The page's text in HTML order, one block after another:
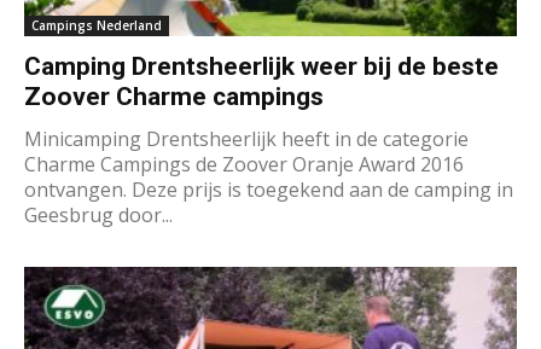
Campings Nederland
Camping Drentsheerlijk weer bij de beste
Zoover Charme campings
Minicamping Drentsheerlijk heeft in de categorie
Charme Campings de Zoover Oranje Award 2016
ontvangen. Deze prijs is toegekend aan de camping in
Geesbrug door...